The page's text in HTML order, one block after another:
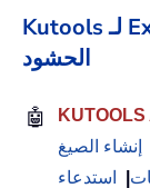
Kutools لـ Excel - يساعدك على التميز بين
الحشود
🤖
إنشاء الصيغ
استدعاء